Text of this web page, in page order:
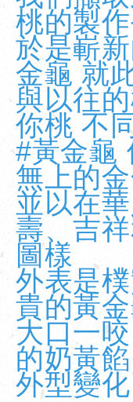
桃的製
於是嶄
金龜 就
與以往
你桃 不同
#黃金龜
無上的
並以在
壽、吉
圖樣
外表是
貴的黃
大口一
的奶黃餡
外型變